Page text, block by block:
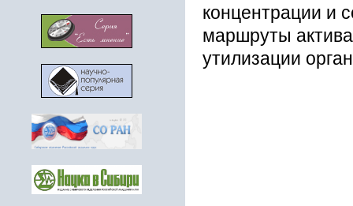
концентрации и
маршруты
утилизации